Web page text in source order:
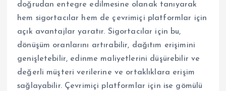
doğrudan entegre edilmesine olanak tanıyarak
hem sigortacılar hem de çevrimiçi platformlar için
açık avantajlar yaratır. Sigortacılar için bu,
dönüşüm oranlarını artırabilir, dağıtım erişimini
genişletebilir, edinme maliyetlerini düşürebilir ve
değerli müşteri verilerine ve ortaklıklara erişim
sağlayabilir. Çevrimiçi platformlar için ise gömülü